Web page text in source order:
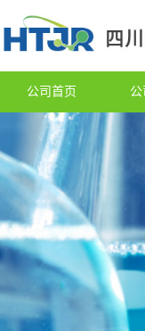
公司首页 公